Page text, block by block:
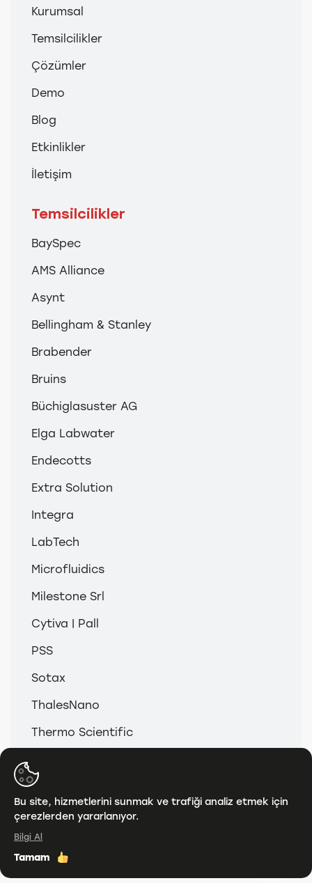
Kurumsal
Temsilcilikler
Çözümler
Demo
Blog
Etkinlikler
İletişim
Temsilcilikler
BaySpec
AMS Alliance
Asynt
Bellingham & Stanley
Brabender
Bruins
Büchiglasuster AG
Elga Labwater
Endecotts
Extra Solution
Integra
LabTech
Microfluidics
Milestone Srl
Cytiva | Pall
PSS
Sotax
ThalesNano
Thermo Scientific
Bu site, hizmetlerini sunmak ve trafiği analiz etmek için
çerezlerden yararlanıyor.
Bilgi Al
Tamam